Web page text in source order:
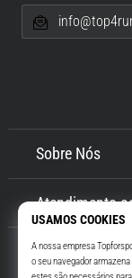
Mostrar
todos
Sobre Nós
Atendimento